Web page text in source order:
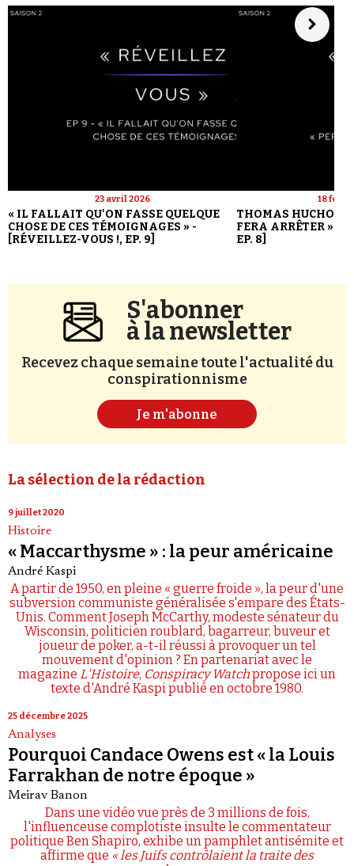
23 avril 2026
« IL FALLAIT QU'ON FASSE QUELQUE
CHOSE DE CES TÉMOIGNAGES » -
[RÉVEILLEZ-VOUS !, EP. 9]
18
THOMAS HUCHON :
FERA ARRÊTER » -
EP. 8]
S'abonner
à la newsletter
Recevez chaque semaine toute l'actualité du
conspirationnisme
Je m'abonne
La sélection de la rédaction
9 juillet 2020
Histoire
« Maccarthysme » : la peur américaine
André Kaspi
A partir de 1950, en pleine « guerre froide », la peur d'une
subversion communiste généralisée s'empare des États-
Unis. Comment Joseph McCarthy, modeste sénateur du
Wisconsin, politicien roublard, bagarreur, buveur et
joueur de poker, a-t-il réussi à provoquer un tel
mouvement d'opinion ? En partenariat avec le
magazine L'Histoire, Conspiracy Watchpropose ici un
texte d'André Kaspi publié en octobre 1980.
25 décembre 2025
Analyses
Pourquoi Candace Owens est « la Louis
Farrakhan de notre époque »
Meirav Banon
Dans une vidéo vue près de 3 millions de fois,
l'influenceuse complotiste insulte le commentateur
politique Ben Shapiro, exhibe un pamphlet antisémite et
affirme que « les Juifs contrôlaient la traite des